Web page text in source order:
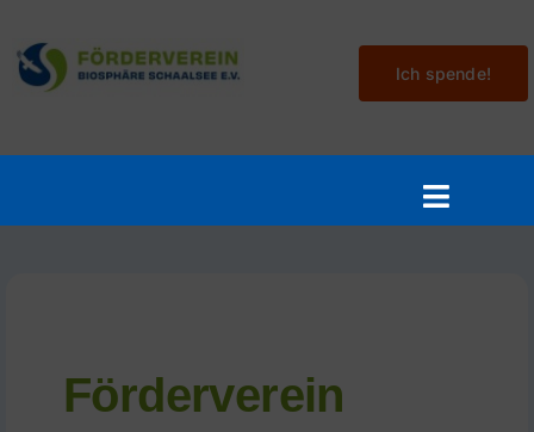
to
content
Ich spende!
Toggle
Veranstaltungen
Förderverein